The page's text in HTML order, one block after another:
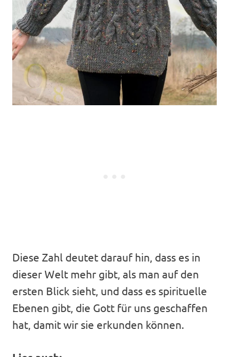
Diese Zahl deutet darauf hin, dass es in
dieser Welt mehr gibt, als man auf den
ersten Blick sieht, und dass es spirituelle
Ebenen gibt, die Gott für uns geschaffen
hat, damit wir sie erkunden können.